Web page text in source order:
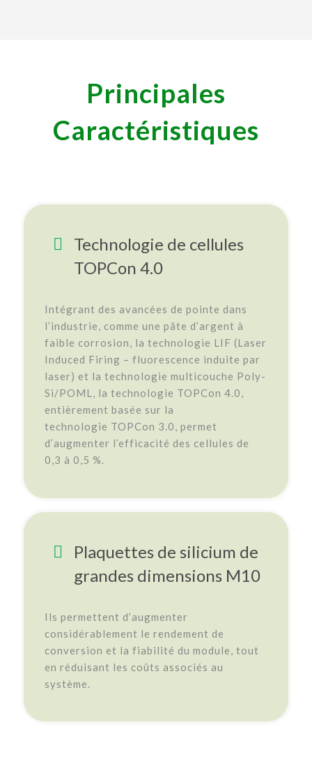
Principales
Caractéristiques
Technologie de cellules
TOPCon 4.0
Intégrant des avancées de pointe dans
l’industrie, comme une pâte d’argent à
faible corrosion, la technologie LIF (Laser
Induced Firing – fluorescence induite par
laser) et la technologie multicouche Poly-
Si/POML, la technologie TOPCon 4.0,
entièrement basée sur la
technologie TOPCon 3.0, permet
d’augmenter l’efficacité des cellules de
0,3 à 0,5 %.
Plaquettes de silicium de
grandes dimensions M10
Ils permettent d’augmenter
considérablement le rendement de
conversion et la fiabilité du module, tout
en réduisant les coûts associés au
système.